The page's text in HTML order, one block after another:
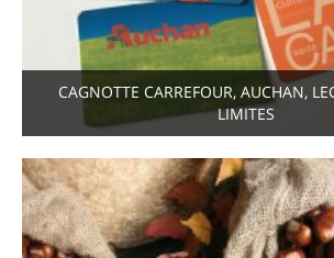
CAGNOTTE CARREFOUR, AUCHAN,
LIMITES